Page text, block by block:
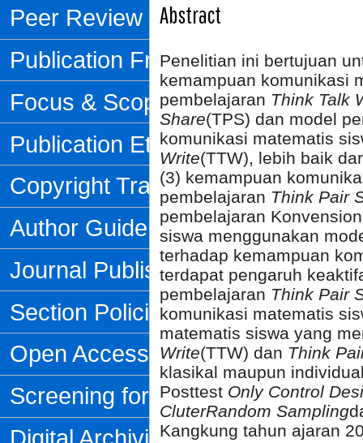
Peer Review Process
Publication Frequency
Focus & Scope
Publication Ethics
Copyright Transfer Form
Author Guidelines
Journal Publishing Fee
Section Policies
Open Access Policy
Screening for Plagiarism
Abstract
Penelitian ini bertujuan
kemampuan komunikasi
pembelajaran Think Talk
Share(TPS) dan model
komunikasi matematis
Write(TTW), lebih baik
(3) kemampuan
pembelajaran Think Pair
pembelajaran
siswa menggunakan
terhadap kemampuan
terdapat pengaruh
pembelajaran Think Pair
komunikasi matematis
matematis siswa yang
Write(TTW) dan Think
klasikal maupun
Posttest Only Control
CluterRandom Sampling
Kangkung tahun ajaran